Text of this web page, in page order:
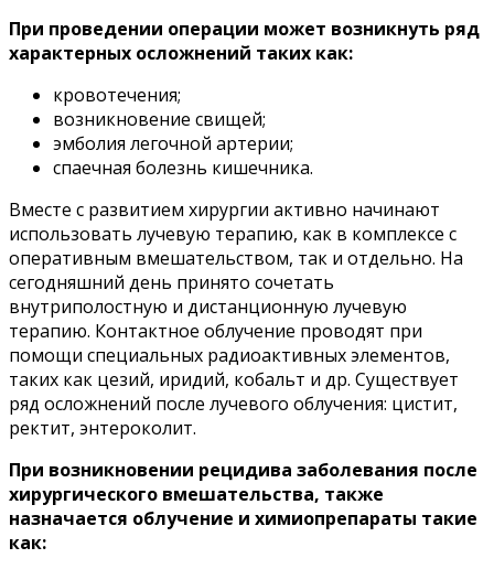
При проведении операции может возникнуть ряд
характерных осложнений таких как:
кровотечения;
возникновение свищей;
эмболия легочной артерии;
спаечная болезнь кишечника.
Вместе с развитием хирургии активно начинают
использовать лучевую терапию, как в комплексе с
оперативным вмешательством, так и отдельно. На
сегодняшний день принято сочетать
внутриполостную и дистанционную лучевую
терапию. Контактное облучение проводят при
помощи специальных радиоактивных элементов,
таких как цезий, иридий, кобальт и др. Существует
ряд осложнений после лучевого облучения: цистит,
ректит, энтероколит.
При возникновении рецидива заболевания после
хирургического вмешательства, также
назначается облучение и химиопрепараты такие
как: